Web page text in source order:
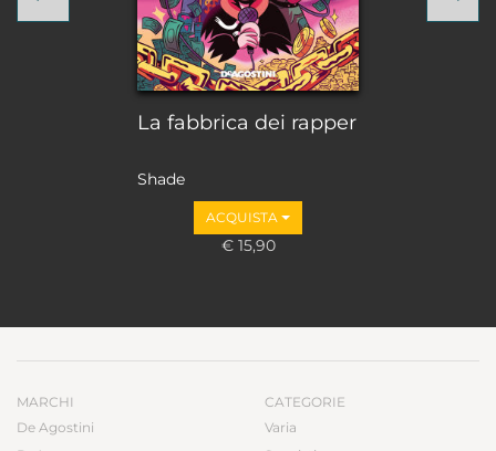
La fabbrica dei rapper
Shade
ACQUISTA
€ 15,90
MARCHI
De Agostini
CATEGORIE
Varia